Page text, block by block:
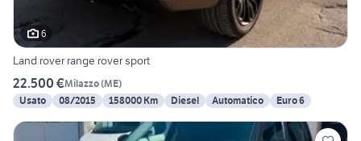
6
Land rover range rover sport
22.500 €Milazzo(ME)
Usato
08/2015 158000 Km Diesel Automatico Euro 6